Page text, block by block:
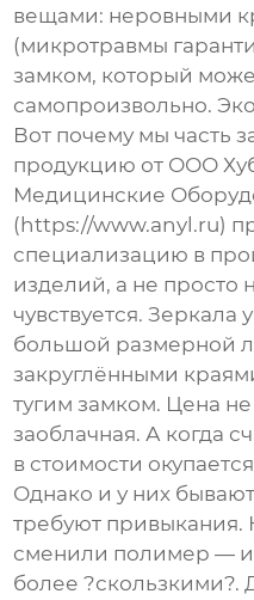
вещами: неровными
(микротравмы
замком, который
самопроизвольно.
Вот почему мы часть
продукцию от ООО
Медицинские
( https://www.anyl.ru)
специализацию в
изделий, а не просто
чувствуется. Зеркала
большой размерной
закруглёнными
тугим замком. Цена
заоблачная. А когда
в стоимости
Однако и у них
требуют
сменили полимер — и
более ?скользкими?.